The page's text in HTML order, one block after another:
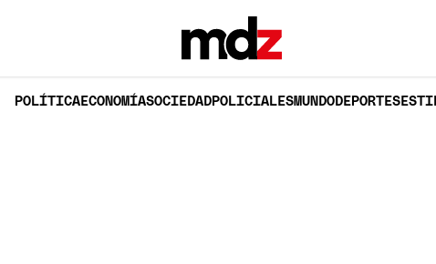
POLÍTICAECONOMÍASOCIEDADPOLICIALESMUNDODEPORTES